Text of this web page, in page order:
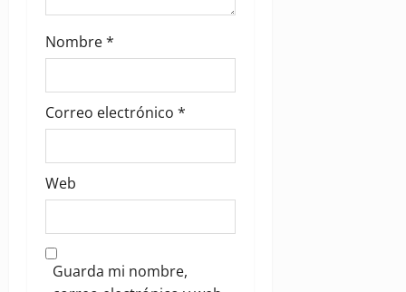
Nombre*
Correo electrónico *
Web
Guarda mi nombre,